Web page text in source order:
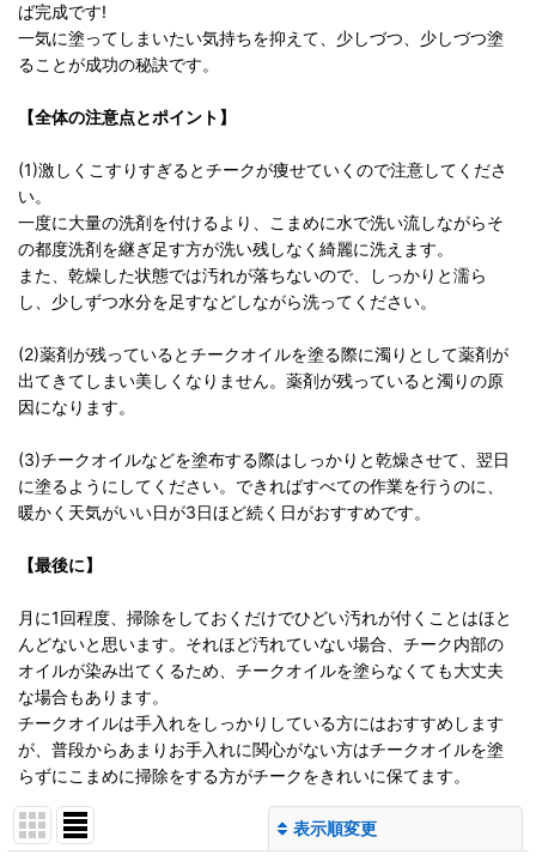
ば完成です!
一気に塗ってしまいたい気持ちを抑えて、少しづつ、少しづつ塗
ることが成功の秘訣です。
【全体の注意点とポイント】
(1)激しくこすりすぎるとチークが痩せていくので注意してくださ
い。
一度に大量の洗剤を付けるより、こまめに水で洗い流しながらそ
の都度洗剤を継ぎ足す方が洗い残しなく綺麗に洗えます。
また、乾燥した状態では汚れが落ちないので、しっかりと濡ら
し、少しずつ水分を足すなどしながら洗ってください。
(2)薬剤が残っているとチークオイルを塗る際に濁りとして薬剤が
出てきてしまい美しくなりません。薬剤が残っていると濁りの原
因になります。
(3)チークオイルなどを塗布する際はしっかりと乾燥させて、翌日
に塗るようにしてください。できればすべての作業を行うのに、
暖かく天気がいい日が3日ほど続く日がおすすめです。
【最後に】
月に1回程度、掃除をしておくだけでひどい汚れが付くことはほと
んどないと思います。それほど汚れていない場合、チーク内部の
オイルが染み出てくるため、チークオイルを塗らなくても大丈夫
な場合もあります。
チークオイルは手入れをしっかりしている方にはおすすめします
が、普段からあまりお手入れに関心がない方はチークオイルを塗
らずにこまめに掃除をする方がチークをきれいに保てます。
表示順変更